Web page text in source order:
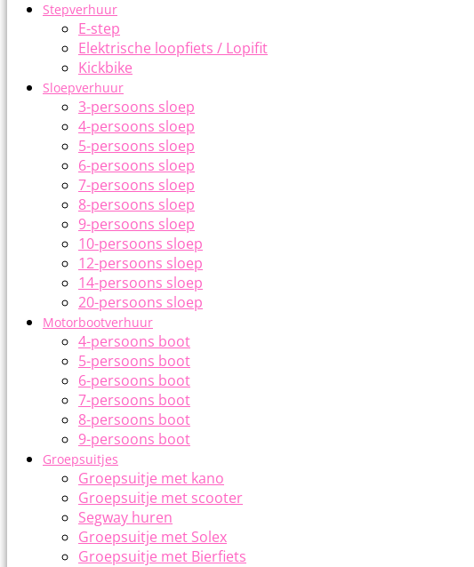
Stepverhuur
E-step
Elektrische loopfiets / Lopifit
Kickbike
Sloepverhuur
3-persoons sloep
4-persoons sloep
5-persoons sloep
6-persoons sloep
7-persoons sloep
8-persoons sloep
9-persoons sloep
10-persoons sloep
12-persoons sloep
14-persoons sloep
20-persoons sloep
Motorbootverhuur
4-persoons boot
5-persoons boot
6-persoons boot
7-persoons boot
8-persoons boot
9-persoons boot
Groepsuitjes
Groepsuitje met kano
Groepsuitje met scooter
Segway huren
Groepsuitje met Solex
Groepsuitje met Bierfiets